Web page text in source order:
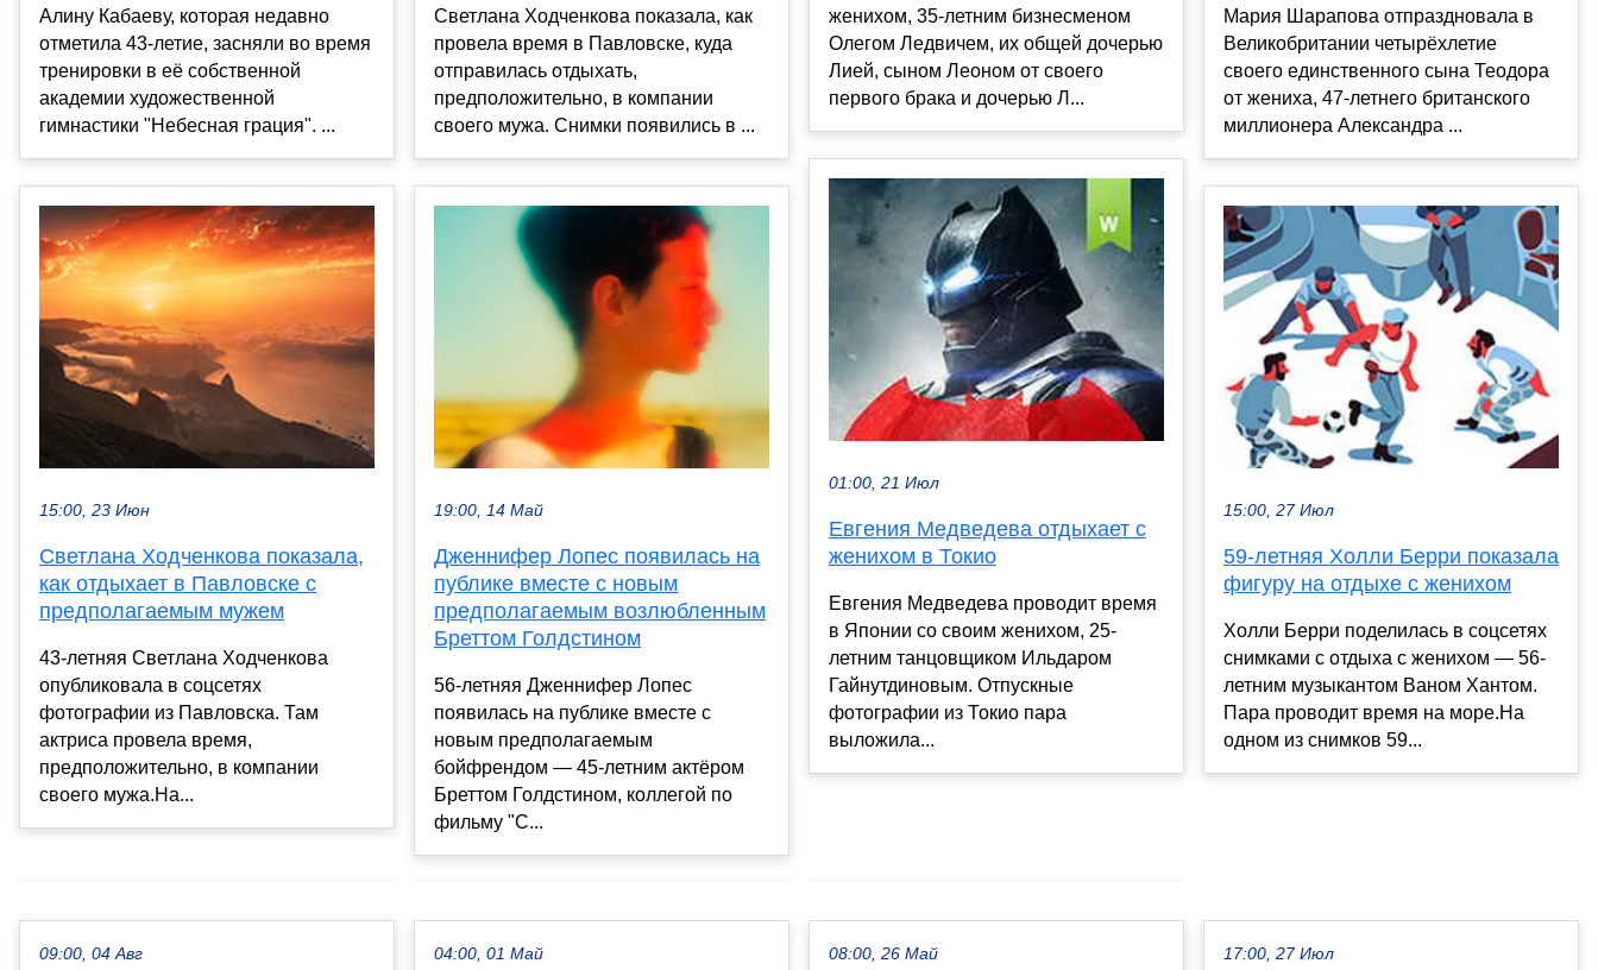
Алину Кабаеву, которая недавно
отметила 43-летие, засняли во время
тренировки в её собственной
академии художественной
гимнастики "Небесная грация". ...
15:00, 23 Июн
Светлана Ходченкова показала,
как отдыхает в Павловске с
предполагаемым мужем
43-летняя Светлана Ходченкова
опубликовала в соцсетях
фотографии из Павловска. Там
актриса провела время,
предположительно, в компании
своего мужа.На...
Светлана Ходченкова показала, как
провела время в Павловске, куда
отправилась отдыхать,
предположительно, в компании
своего мужа. Снимки появились в ...
19:00, 14 Май
Дженнифер Лопес появилась на
публике вместе с новым
предполагаемым возлюбленным
Бреттом Голдстином
56-летняя Дженнифер Лопес
появилась на публике вместе с
новым предполагаемым
бойфрендом — 45-летним актёром
Бреттом Голдстином, коллегой по
фильму "С...
женихом, 35-летним бизнесменом
Олегом Ледвичем, их общей дочерью
Лией, сыном Леоном от своего
первого брака и дочерью Л...
01:00, 21 Июл
Евгения Медведева отдыхает с
женихом в Токио
Евгения Медведева проводит время
в Японии со своим женихом, 25-
летним танцовщиком Ильдаром
Гайнутдиновым. Отпускные
фотографии из Токио пара
выложила...
Мария Шарапова отпраздновала в
Великобритании четырёхлетие
своего единственного сына Теодора
от жениха, 47-летнего британского
миллионера Александра ...
15:00, 27 Июл
59-летняя Холли Берри показала
фигуру на отдыхе с женихом
Холли Берри поделилась в соцсетях
снимками с отдыха с женихом — 56-
летним музыкантом Ваном Хантом.
Пара проводит время на море.На
одном из снимков 59...
09:00, 04 Авг 04:00, 01 Май 08:00, 26 Май 17:00, 27 Июл